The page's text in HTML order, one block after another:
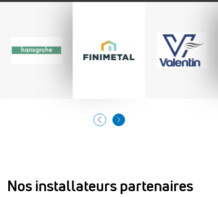
Nos installateurs partenaires